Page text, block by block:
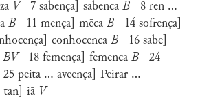
V 7 sabença] sabencaB 8 ren ...
B 11 mença] mēcaB 14 sofrença]
conhocencaB 16 sabe]
BV 18 femença] femencaB 24
25 peita ... aveença] Peirar ...
iā V